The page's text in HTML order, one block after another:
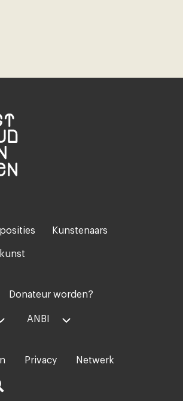
Kunstenaars
Donateur worden?
ANBI
Privacy Netwerk